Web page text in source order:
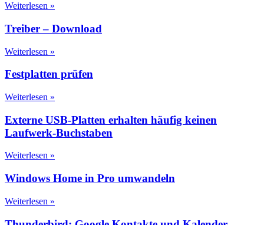
Weiterlesen »
Treiber – Download
Weiterlesen »
Festplatten prüfen
Weiterlesen »
Externe USB-Platten erhalten häufig keinen
Laufwerk-Buchstaben
Weiterlesen »
Windows Home in Pro umwandeln
Weiterlesen »